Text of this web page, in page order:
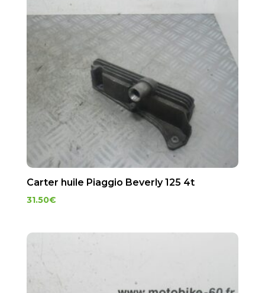
Carter huile Piaggio Beverly 125 4t
31.50€